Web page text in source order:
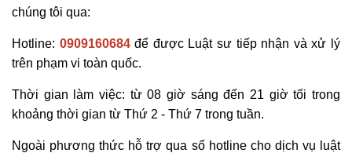
chúng tôi qua:
Hotline: 0909160684để được Luật sư tiếp nhận và xử lý
trên phạm vi toàn quốc.
Thời gian làm việc: từ 08 giờ sáng đến 21 giờ tối trong
khoảng thời gian từ Thứ 2 - Thứ 7 trong tuần.
Ngoài phương thức hỗ trợ qua số hotline cho dịch vụ luật